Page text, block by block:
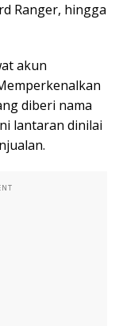
Ranger, hingga
akun
diberi nama
lantaran dinilai